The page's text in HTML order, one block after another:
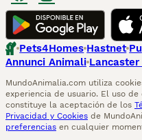
Pets4Homes Hastnet
Annunci Animali Lancaster
MundoAnimalia.com utiliza
experiencia de usuario. El uso
constituye la aceptación de los
Privacidad y Cookies de
preferencias en cualquier